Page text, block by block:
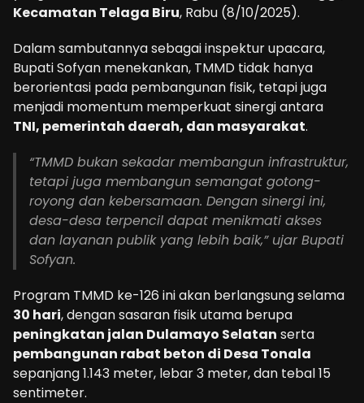
Kecamatan Telaga Biru, Rabu (8/10/2025).
Dalam sambutannya sebagai inspektur upacara,
Bupati Sofyan menekankan, TMMD tidak hanya
berorientasi pada pembangunan fisik, tetapi juga
menjadi momentum memperkuat sinergi antara
TNI, pemerintah daerah, dan masyarakat.
“TMMD bukan sekadar membangun infrastruktur,
tetapi juga membangun semangat gotong-
royong dan kebersamaan. Dengan sinergi ini,
desa-desa terpencil dapat menikmati akses
dan layanan publik yang lebih baik,” ujar Bupati
Sofyan.
Program TMMD ke-126 ini akan berlangsung selama
30 hari, dengan sasaran fisik utama berupa
peningkatan jalan Dulamayo Selatan serta
pembangunan rabat beton di Desa Tonala
sepanjang 1.143 meter, lebar 3 meter, dan tebal 15
sentimeter.